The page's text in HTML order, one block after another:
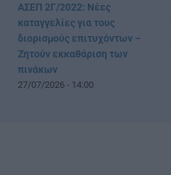
ΑΣΕΠ 2Γ/2022: Νέες
καταγγελίες για τους
διορισμούς επιτυχόντων –
Ζητούν εκκαθάριση των
πινάκων
27/07/2026 - 14:00